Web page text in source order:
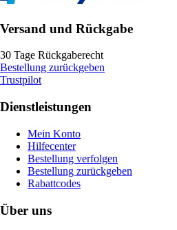
Versand und Rückgabe
30 Tage Rückgaberecht
Bestellung zurückgeben
Trustpilot
Dienstleistungen
Mein Konto
Hilfecenter
Bestellung verfolgen
Bestellung zurückgeben
Rabattcodes
Über uns